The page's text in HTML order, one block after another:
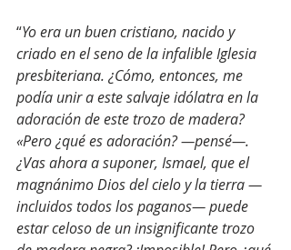
“Yo era un buen cristiano, nacido y
criado en el seno de la infalible Iglesia
presbiteriana. ¿Cómo, entonces, me
podía unir a este salvaje idólatra en la
adoración de este trozo de madera?
«Pero ¿qué es adoración? —pensé—.
¿Vas ahora a suponer, Ismael, que el
magnánimo Dios del cielo y la tierra —
incluidos todos los paganos— puede
estar celoso de un insignificante trozo